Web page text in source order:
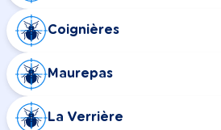
Coignières
Maurepas
La Verrière